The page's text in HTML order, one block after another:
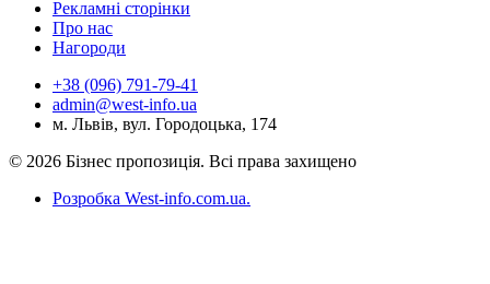
Рекламні сторінки
Про нас
Нагороди
+38 (096) 791-79-41
admin@west-info.ua
м. Львів, вул. Городоцька, 174
© 2026 Бізнес пропозиція. Всі права захищено
Розробка West-info.com.ua.